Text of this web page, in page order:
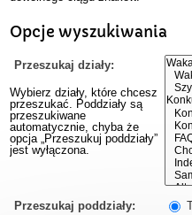
Opcje wyszukiwania
Przeszukaj działy:
Wybierz działy, które chcesz
przeszukać. Poddziały są
przeszukiwane
automatycznie, chyba że
opcja „Przeszukuj poddziały”
jest wyłączona.
Przeszukaj poddziały: